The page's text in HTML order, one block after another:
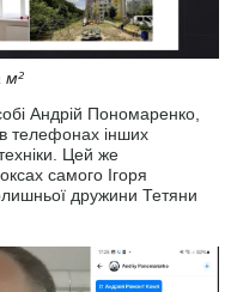
м²
Андрій Пономаренко,
телефонах інших
Цей же
самого Ігоря
дружини Тетяни